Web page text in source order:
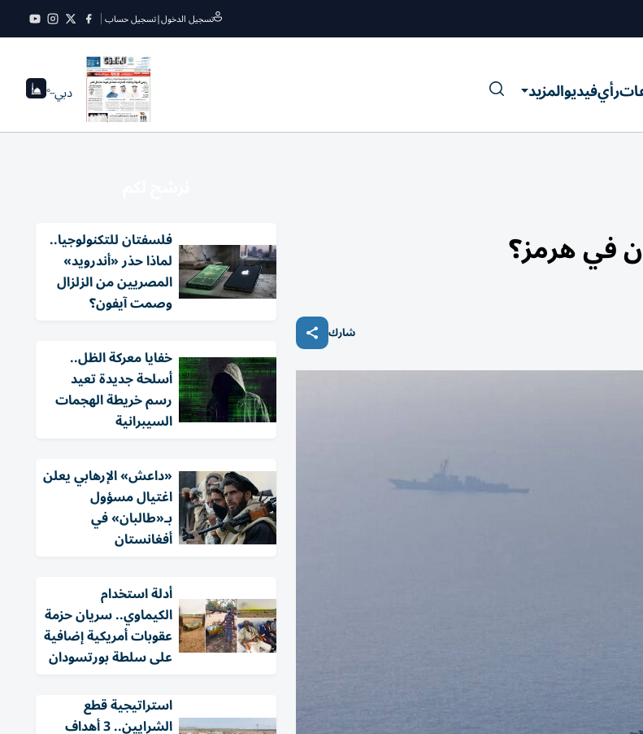
تسجيل الدخول|تسجيل حساب
رأيفيديوالمزيد دبي--°
في هرمز؟
شارك
فلسفتان للتكنولوجيا..
لماذا حذر «أندرويد»
المصريين من الزلزال
وصمت آيفون؟
خفايا معركة الظل..
أسلحة جديدة تعيد
رسم خريطة الهجمات
السيبرانية
«داعش» الإرهابي يعلن
اغتيال مسؤول
بـ«طالبان» في
أفغانستان
أدلة استخدام
الكيماوي.. سريان حزمة
عقوبات أمريكية إضافية
على سلطة بورتسودان
استراتيجية قطع
الشرايين.. 3 أهداف